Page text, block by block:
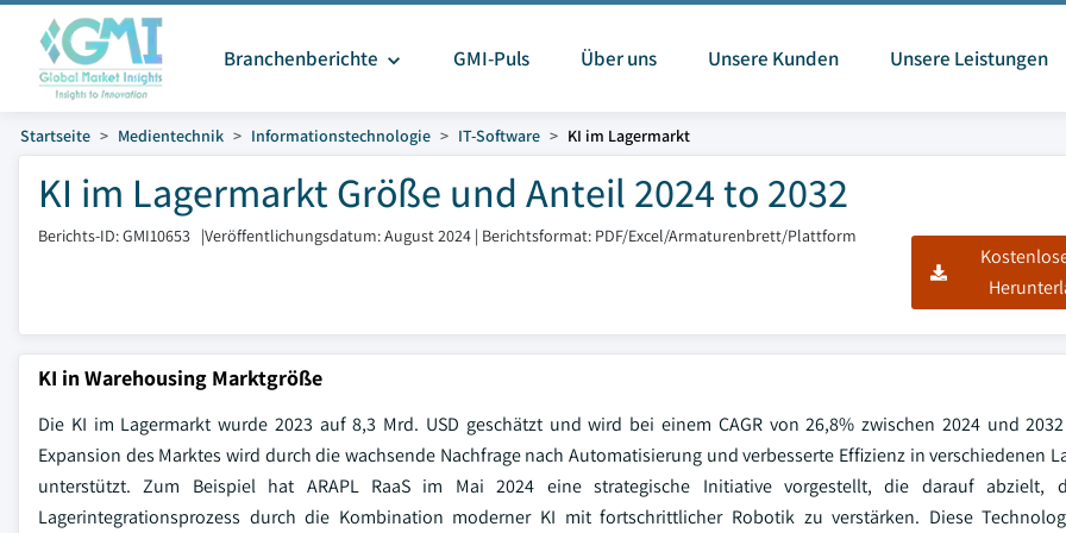
Branchenberichte GMI-Puls Über uns Unsere Kunden Unsere Leistungen
Startseite Medientechnik Informationstechnologie IT-Software KI im Lagermarkt
KI im Lagermarkt Größe und Anteil 2024 to 2032
Berichts-ID: GMI10653 |Veröffentlichungsdatum: August 2024 | Berichtsformat: PDF/Excel/Armaturenbrett/Plattform
KI in Warehousing Marktgröße
Die KI im Lagermarkt wurde 2023 auf 8,3 Mrd. USD geschätzt und wird bei einem CAGR von 26,8% zwischen 2024 und
Expansion des Marktes wird durch die wachsende Nachfrage nach Automatisierung und verbesserte Effizienz in verschiedenen
unterstützt. Zum Beispiel hat ARAPL RaaS im Mai 2024 eine strategische Initiative vorgestellt, die darauf abzielt,
Lagerintegrationsprozess durch die Kombination moderner KI mit fortschrittlicher Robotik zu verstärken. Diese